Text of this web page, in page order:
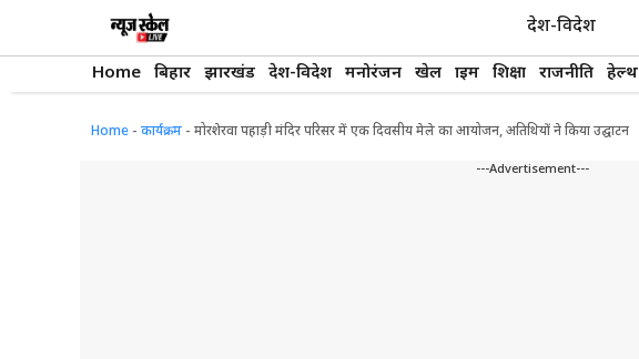
देश-विदेश
Home बिहार झारखंड देश-विदेश मनोरंजन खेल क्राइम शिक्षा राजनीति हेल्थ
Home - कार्यक्रम - मोरशेरवा पहाड़ी मंदिर परिसर में एक दिवसीय मेले का आयोजन, अतिथियों ने किया उद्घाटन
---Advertisement---